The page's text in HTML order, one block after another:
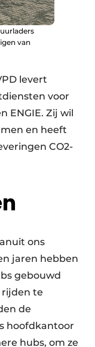
van
levert
voor
ENGIE. Zij wil
en heeft
CO2-
ons
jaren hebben
gebouwd
te
de
hoofdkantoor
hubs, om ze